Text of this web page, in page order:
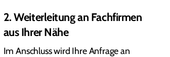
2. Weiterleitung an Fachfirmen
aus Ihrer Nähe
Im Anschluss wird Ihre Anfrage an